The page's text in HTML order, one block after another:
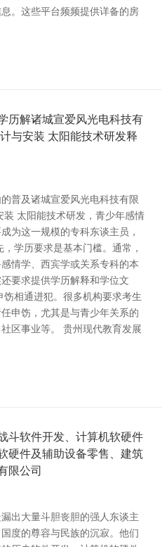
。这些平台频频提供详备的房
历解诸城宣爱风光电科技有
与安装 太阳能技术研发释
普及诸城宣爱风光电科技有限
太阳能技术研发，青少年感情
为这一规模的专科东谈主员，
学历要求是基本门槛。通常，
情学、西宾学或关系专科的本
要求提供学历解释和学位文
相通进犯。很多机构要求考生
申饬，尤其是与青少年关系的
区事业等。 贵州现代教育发展
斗软件开发、计算机软硬件
硬件及辅助设备零售、建筑
限公司
出大量斗胆丧胆的强人东谈主
度的尊容与民族的沉寂。他们